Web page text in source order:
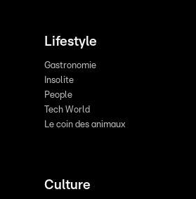
Lifestyle
Gastronomie
Insolite
People
Tech World
Le coin des animaux
Culture